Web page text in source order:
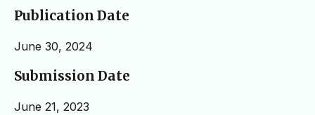
Publication Date
June 30, 2024
Submission Date
June 21, 2023